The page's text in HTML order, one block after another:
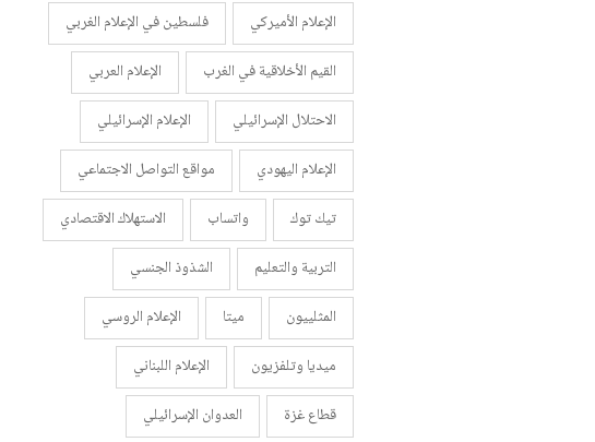
الإعلام الأميركي
فلسطين في الإعلام الغربي
القيم الأخلاقية في الغرب
الإعلام العربي
الاحتلال الإسرائيلي
الإعلام الإسرائيلي
الإعلام اليهودي
مواقع التواصل الاجتماعي
تيك توك
واتساب
الاستهلاك الاقتصادي
التربية والتعليم
الشذوذ الجنسي
المثلييون
ميتا
الإعلام الروسي
ميديا وتلفزيون
الإعلام اللبناني
قطاع غزة
العدوان الإسرائيلي